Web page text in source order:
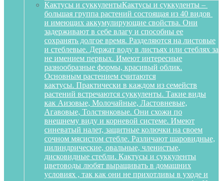
Кактусы и суккулентыКактусы и суккуленты –
большая группа растений состоящая из 40 видов
и имеющих аккумулирующие свойства. Они
задерживают в себе влагу и способны ее
сохранять долгое время. Разделяются на листовые
и стеблевые. Держат воду в листьях или стеблях за
не имением первых. Имеют интересные
разнообразные формы, красивый облик.
Основным растением считаются
кактусы. Практически в каждом из семейств
растений встречаются суккуленты. Такие виды
как Аизовые, Молочайные, Ластовневые,
Агавовые, Толстянковые. Они схожи по
внешнему виду и корневой системе. Имеют
синеватый налет, защитные колючки на своем
сочном мясистом стебле. Различают шаровидные,
цилиндрические, овальные, членистые,
дисковидные стебли. Кактусы и суккуленты
цветоводы любят выращивать в домашних
условиях , так как они не прихотливы в уходе и